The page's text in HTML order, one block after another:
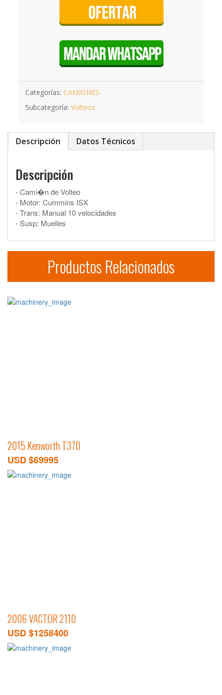
Categorías: CAMIONES
Subcategoría:Volteos
Descripción Datos Técnicos
Descripción
- Cami�n de Volteo
- Motor: Cummins ISX
- Trans: Manual 10 velocidades
- Susp: Muelles
Productos Relacionados
2015 Kenworth T370
USD $69995
2006 VACTOR 2110
USD $1258400